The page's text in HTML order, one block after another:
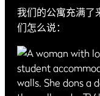
我们的公寓充满了
们怎么说：